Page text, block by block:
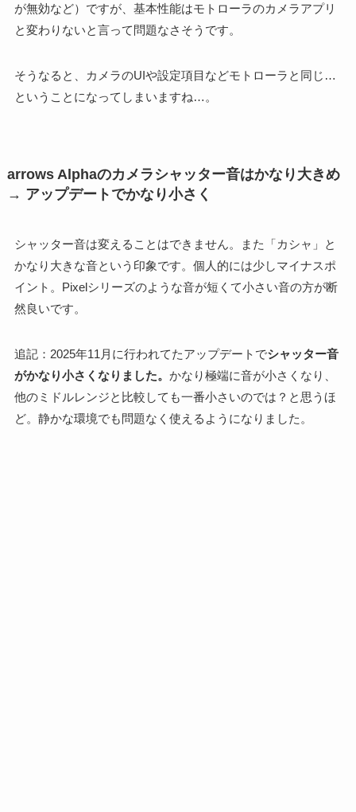
が無効など）ですが、基本性能はモトローラのカメラアプリ
と変わりないと言って問題なさそうです。
そうなると、カメラのUIや設定項目などモトローラと同じ…
ということになってしまいますね…。
arrows Alphaのカメラシャッター音はかなり大きめ
→ アップデートでかなり小さく
シャッター音は変えることはできません。また「カシャ」と
かなり大きな音という印象です。個人的には少しマイナスポ
イント。Pixelシリーズのような音が短くて小さい音の方が断
然良いです。
追記：2025年11月に行われてたアップデートでシャッター音
がかなり小さくなりました。 かなり極端に音が小さくなり、
他のミドルレンジと比較しても一番小さいのでは？と思うほ
ど。静かな環境でも問題なく使えるようになりました。